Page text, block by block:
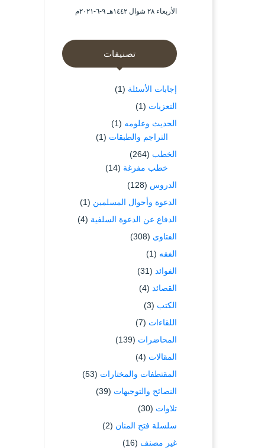
الأربعاء ۲۸ شوال ۱٤٤۲هـ ۹-٦-۲۰۲۱م
تصنيفات
إجابات الأسئلة (1)
التعزيات (1)
الحديث وعلومه (1)
التراجم والطبقات (1)
الخطب (264)
خطب مفرغة (14)
الدروس (128)
الدعوة وأحوال المسلمين (1)
الدفاع عن الدعوة السلفية (4)
الفتاوى (308)
الفقه (1)
الفوائد (31)
القصائد (4)
الكتب (3)
اللقاءات (7)
المحاضرات (139)
المقالات (4)
المقتطفات والمختارات (53)
النصائح والتوجيهات (39)
تلاوات (30)
سلسلة فتح المنان (2)
غير مصنف (16)